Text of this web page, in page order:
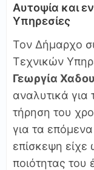
Αυτοψία και
Υπηρεσίες
Τον Δήμαρχο
Τεχνικών
Γεωργία
αναλυτικά για
τήρηση του
για τα
επίσκεψη είχε
ποιότητας του